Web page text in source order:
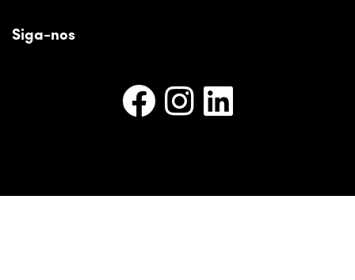
Siga-nos